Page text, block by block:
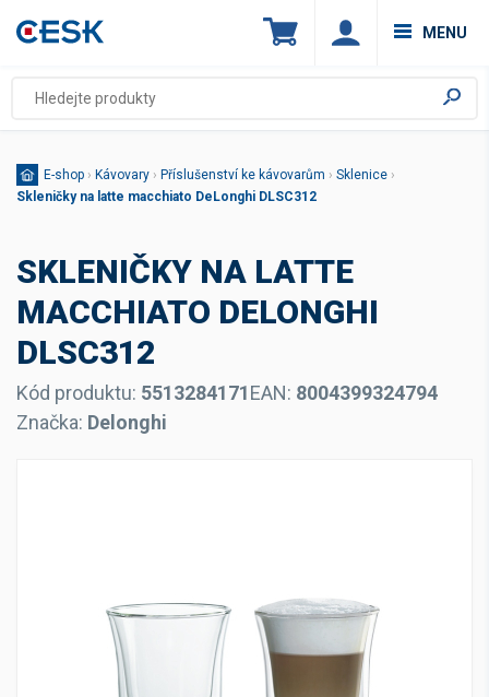
MENU
E-shop › Kávovary › Příslušenství ke kávovarům › Sklenice ›
Skleničky na latte macchiato DeLonghi DLSC312
SKLENIČKY NA LATTE
MACCHIATO DELONGHI
DLSC312
Kód produktu: 5513284171EAN: 8004399324794
Značka: Delonghi